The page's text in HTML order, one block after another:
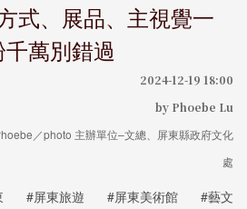
式、展品、主視覺一
萬別錯過
2024-12-19 18:00
by Phoebe Lu
／photo 主辦單位–文總、屏東縣政府文化
處
#屏東旅遊 #屏東美術館 #藝文